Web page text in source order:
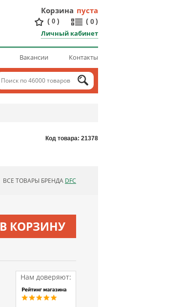
Корзина пуста
( 0 ) ( 0 )
Личный кабинет
Вакансии Контакты
Код товара: 21378
ОБНОВЛЯЮ СПИСОК
ВСЕ ТОВАРЫ БРЕНДА DFC
В КОРЗИНУ
Нам доверяют: